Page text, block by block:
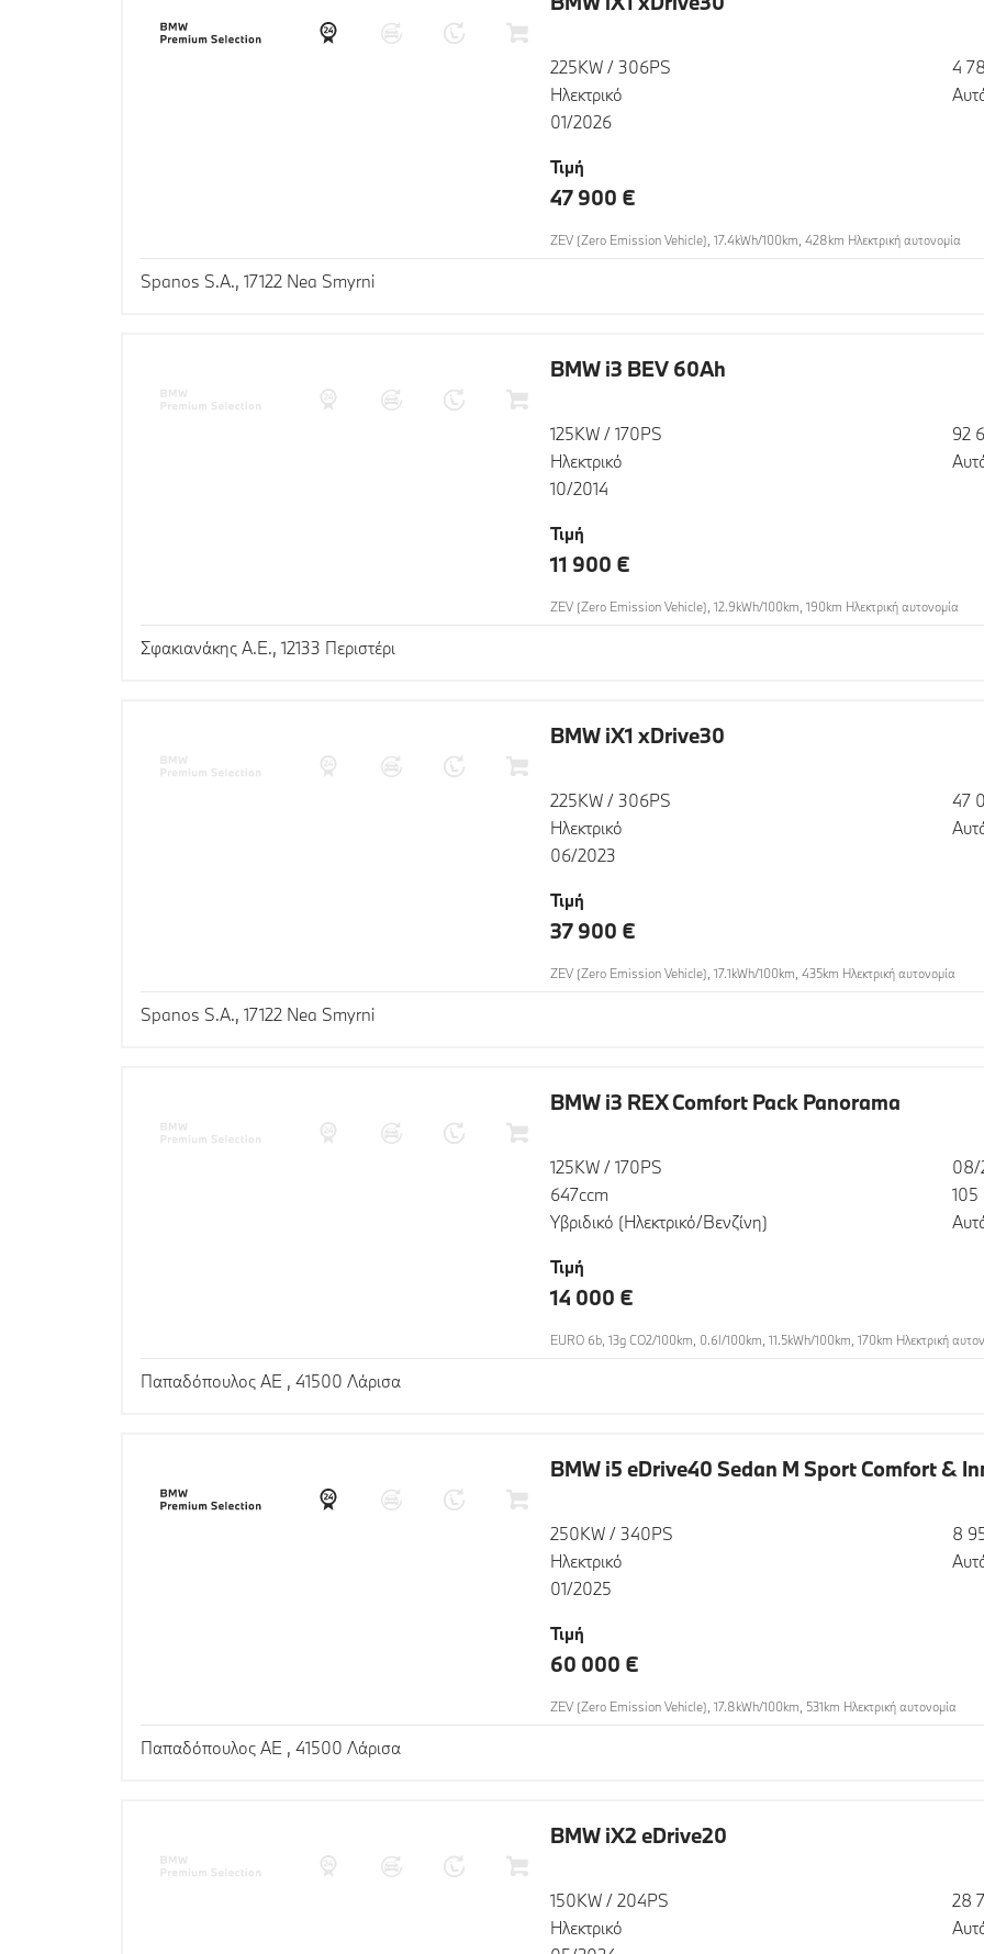
225KW / 306PS
Ηλεκτρικό
01/2026
4
Τιμή
47 900 €
ZEV (Zero Emission Vehicle), 17.4kWh/100km, 428km Ηλεκτρική αυτονομία
Spanos S.A., 17122 Nea Smyrni
BMW i3 BEV 60Ah
125KW / 170PS
Ηλεκτρικό
10/2014
92
Τιμή
11 900 €
ZEV (Zero Emission Vehicle), 12.9kWh/100km, 190km Ηλεκτρική αυτονομία
Σφακιανάκης Α.Ε., 12133 Περιστέρι
BMW iX1 xDrive30
225KW / 306PS
Ηλεκτρικό
06/2023
47
Τιμή
37 900 €
ZEV (Zero Emission Vehicle), 17.1kWh/100km, 435km Ηλεκτρική αυτονομία
Spanos S.A., 17122 Nea Smyrni
BMW i3 REX Comfort Pack Panorama
125KW / 170PS
647ccm
Υβριδικό (Ηλεκτρικό/Βενζίνη)
08/
Τιμή
14 000 €
EURO 6b, 13g CO2/100km, 0.6l/100km, 11.5kWh/100km, 170km Ηλεκτρική
Παπαδόπουλος ΑΕ , 41500 Λάρισα
BMW i5 eDrive40 Sedan M Sport Comfort &
250KW / 340PS
Ηλεκτρικό
01/2025
8
Τιμή
60 000 €
ZEV (Zero Emission Vehicle), 17.8kWh/100km, 531km Ηλεκτρική αυτονομία
Παπαδόπουλος ΑΕ , 41500 Λάρισα
BMW iX2 eDrive20
150KW / 204PS
Ηλεκτρικό
28